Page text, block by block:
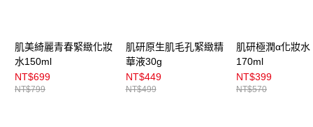
2.基於同意付款使用「大哥付你分期」之契約關係目的，商店將以您的個人
資料（包含姓名、電話或地址）提供予台灣大哥大進項蒐集、處理及利用，
由本公司與您本人進行分期帳單所需資料之確認、核對及更正。
3.完整用戶服務條款，請詳閱以下連結：
https://oppay.tw/userRule
宅配
每筆NT$100，滿NT$899(含以上)免運費
肌美綺麗青春緊緻化妝
水150ml
NT$699
NT$799
肌研原生肌毛孔緊緻精
華液30g
NT$449
NT$499
肌研極潤α化妝水
170ml
NT$399
NT$570